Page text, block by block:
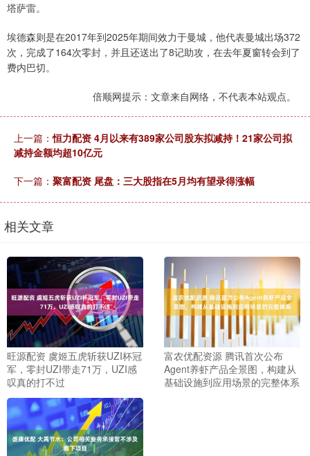
塔萨雷。
埃德森则是在2017年到2025年期间效力于曼城，他代表曼城出场372
次，完成了164次零封，并且还送出了8记助攻，在去年夏窗转会到了
费内巴切。
倍顺网提示：文章来自网络，不代表本站观点。
上一篇：恒力配资 4月以来有389家公司股东拟减持！21家公司拟
减持金额均超10亿元
下一篇： 聚富配资 尾盘：三大股指在5月均有望录得涨幅
相关文章
旺源配资 虞姬五虎斩获UZI杯冠
军，零封UZI带走71万，UZI感
叹真的打不过
富农优配资源 腾讯首次公布
Agent养虾产品全景图，构建从
基础设施到应用场景的完整体系